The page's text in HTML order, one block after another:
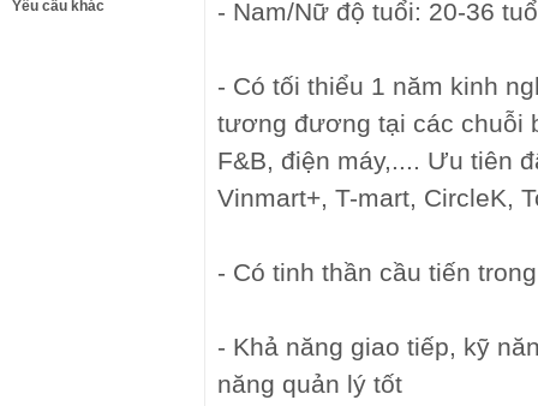
Yêu cầu khác - Nam/Nữ độ tuổi: 20-36
- Có tối thiểu 1 năm kinh
tương đương tại các chuỗi
F&B, điện máy,.... Ưu tiên
Vinmart+, T-mart, CircleK,
- Có tinh thần cầu tiến
- Khả năng giao tiếp, kỹ
năng quản lý tốt